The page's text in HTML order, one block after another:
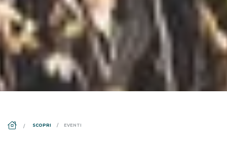
SCOPRI EVENTI